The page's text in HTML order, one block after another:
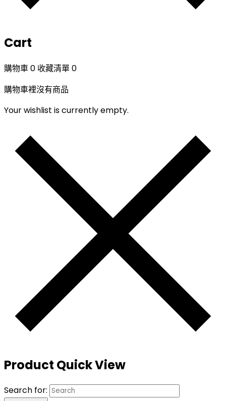
Cart
購物車0 收藏清單0
購物車裡沒有商品
Your wishlist is currently empty.
Product Quick View
Search for: